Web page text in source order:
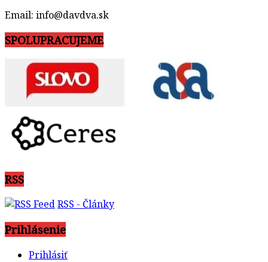
Email: info@davdva.sk
SPOLUPRACUJEME
RSS
RSS - Články
Prihlásenie
Prihlásiť